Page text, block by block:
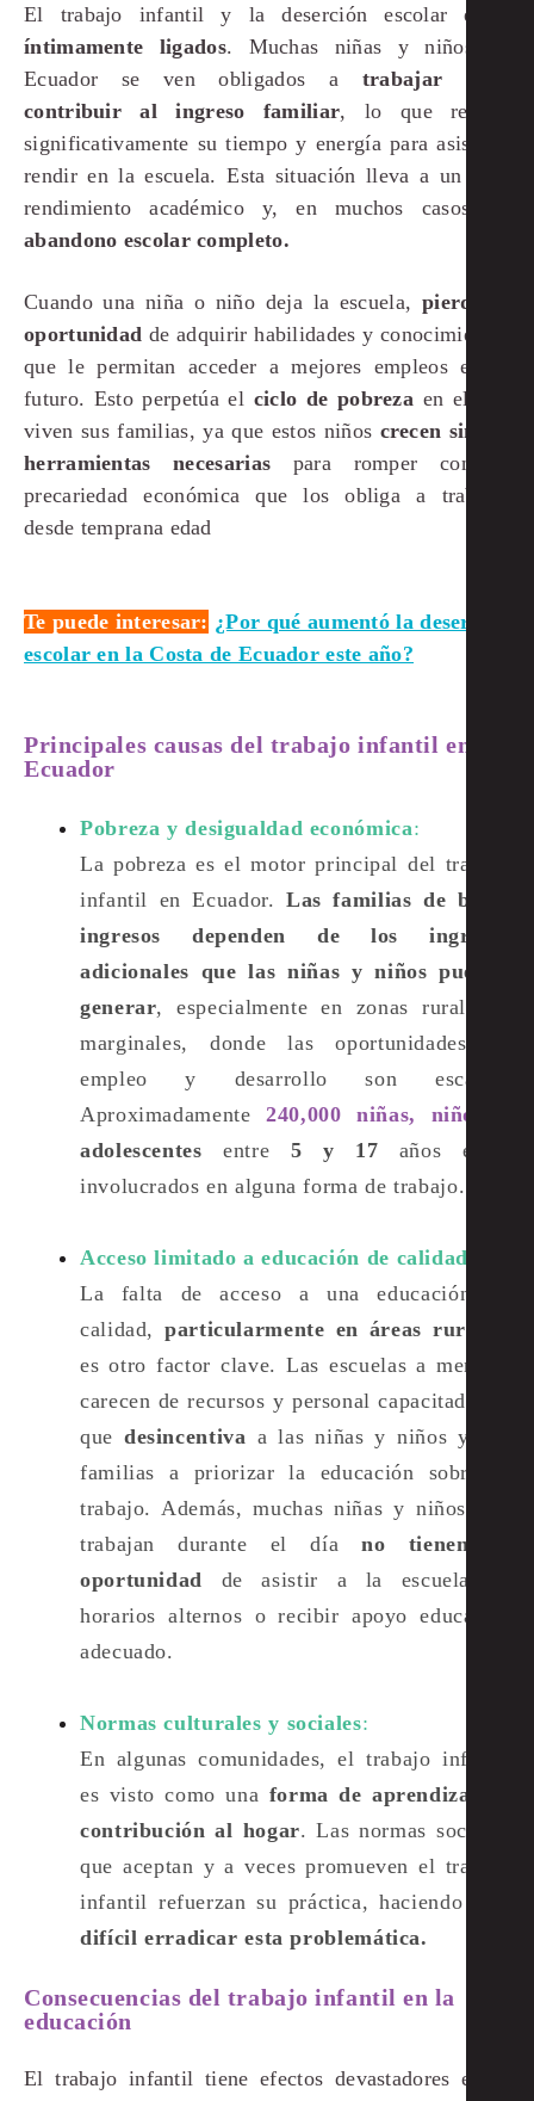
El trabajo infantil y la deserción escolar están
íntimamente ligados. Muchas niñas y niños en
Ecuador se ven obligados a trabajar para
contribuir al ingreso familiar, lo que reduce
significativamente su tiempo y energía para asistir y
rendir en la escuela. Esta situación lleva a un bajo
rendimiento académico y, en muchos casos, al
abandono escolar completo​.
Cuando una niña o niño deja la escuela, pierde la
oportunidad de adquirir habilidades y conocimientos
que le permitan acceder a mejores empleos en el
futuro. Esto perpetúa el ciclo de pobreza en el que
viven sus familias, ya que estos niños crecen sin las
herramientas necesarias para romper con la
precariedad económica que los obliga a trabajar
desde temprana edad​
Te puede interesar: ¿Por qué aumentó la deserción
escolar en la Costa de Ecuador este año?
Principales causas del trabajo infantil en
Ecuador
Pobreza y desigualdad económica:
La pobreza es el motor principal del trabajo
infantil en Ecuador. Las familias de bajos
ingresos dependen de los ingresos
adicionales que las niñas y niños pueden
generar, especialmente en zonas rurales y
marginales, donde las oportunidades de
empleo y desarrollo son escasas.
Aproximadamente240,000 niñas, niños
adolescentes
entre 5 y 17 años están
involucrados en alguna forma de trabajo.
Acceso limitado a educación de calidad
La falta de acceso a una educación de
calidad,particularmente en áreas rurales
es otro factor clave. Las escuelas a menudo
carecen de recursos y personal capacitado, lo
que desincentiva a las niñas y niños y sus
familias a priorizar la educación sobre el
trabajo. Además, muchas niñas y niños que
trabajan durante el día no tienen la
oportunidad de asistir a la escuela en
horarios alternos o recibir apoyo educativo
adecuado​.
Normas culturales y sociales:
En algunas comunidades, el trabajo infantil
es visto como una forma de aprendizaje y
contribución al hogar. Las normas sociales
que aceptan y a veces promueven el trabajo
infantil refuerzan su práctica, haciendo más
difícil erradicar esta problemática​.
Consecuencias del trabajo infantil en la
educación
El trabajo infantil tiene efectos devastadores en la